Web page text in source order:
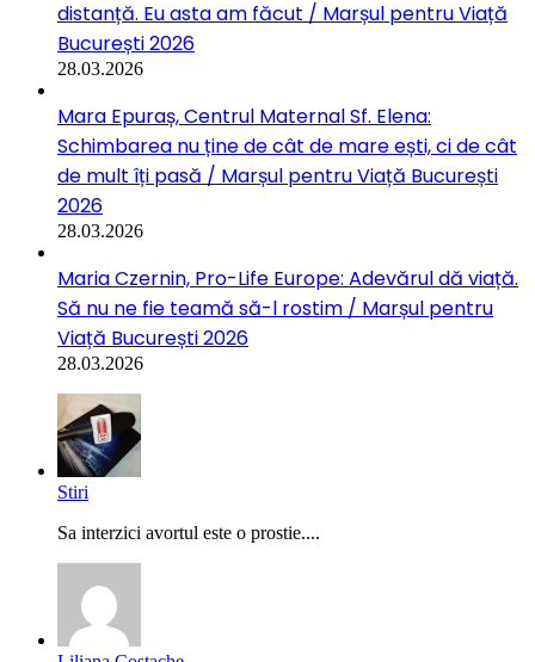
distanță. Eu asta am făcut / Marșul pentru Viață
București 2026
28.03.2026
Mara Epuraș, Centrul Maternal Sf. Elena:
Schimbarea nu ține de cât de mare ești, ci de cât
de mult îți pasă / Marșul pentru Viață București
2026
28.03.2026
Maria Czernin, Pro-Life Europe: Adevărul dă viață.
Să nu ne fie teamă să-l rostim / Marșul pentru
Viață București 2026
28.03.2026
Stiri
Sa interzici avortul este o prostie....